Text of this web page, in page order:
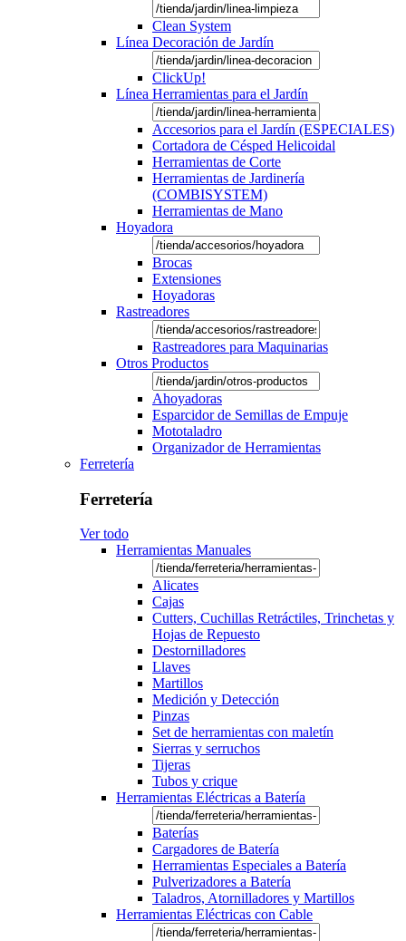
Clean System
Línea Decoración de Jardín
ClickUp!
Línea Herramientas para el Jardín
Accesorios para el Jardín (ESPECIALES)
Cortadora de Césped Helicoidal
Herramientas de Corte
Herramientas de Jardinería
(COMBISYSTEM)
Herramientas de Mano
Hoyadora
Brocas
Extensiones
Hoyadoras
Rastreadores
Rastreadores para Maquinarias
Otros Productos
Ahoyadoras
Esparcidor de Semillas de Empuje
Mototaladro
Organizador de Herramientas
Ferretería
Ferretería
Ver todo
Herramientas Manuales
Alicates
Cajas
Cutters, Cuchillas Retráctiles, Trinchetas y
Hojas de Repuesto
Destornilladores
Llaves
Martillos
Medición y Detección
Pinzas
Set de herramientas con maletín
Sierras y serruchos
Tijeras
Tubos y crique
Herramientas Eléctricas a Batería
Baterías
Cargadores de Batería
Herramientas Especiales a Batería
Pulverizadores a Batería
Taladros, Atornilladores y Martillos
Herramientas Eléctricas con Cable